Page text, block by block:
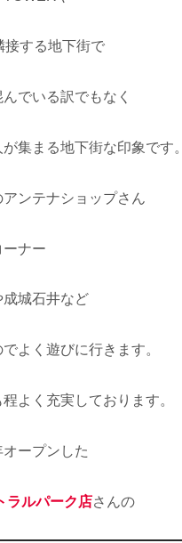
接する地下街で
でいる訳でもなく
集まる地下街な印象です。
ンテナショップさん
ーナー
城石井など
よく遊びに行きます。
よく充実しております。
ープンした
ラルパーク店さんの